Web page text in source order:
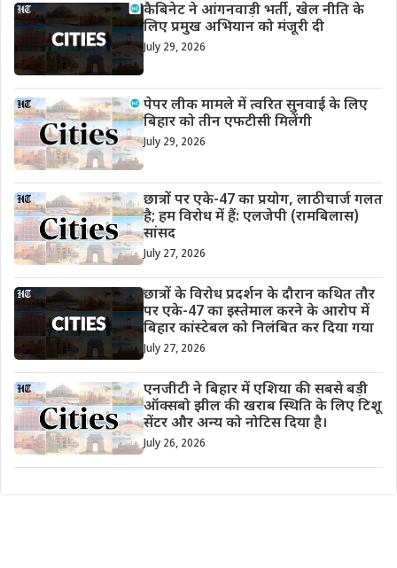
कैबिनेट ने आंगनवाड़ी भर्ती, खेल नीति के
लिए प्रमुख अभियान को मंजूरी दी
July 29, 2026
पेपर लीक मामले में त्वरित सुनवाई के लिए
बिहार को तीन एफटीसी मिलेंगी
July 29, 2026
छात्रों पर एके-47 का प्रयोग, लाठीचार्ज गलत
है; हम विरोध में हैं: एलजेपी (रामबिलास)
सांसद
July 27, 2026
छात्रों के विरोध प्रदर्शन के दौरान कथित तौर
पर एके-47 का इस्तेमाल करने के आरोप में
बिहार कांस्टेबल को निलंबित कर दिया गया
July 27, 2026
एनजीटी ने बिहार में एशिया की सबसे बड़ी
ऑक्सबो झील की खराब स्थिति के लिए टिशू
सेंटर और अन्य को नोटिस दिया है।
July 26, 2026